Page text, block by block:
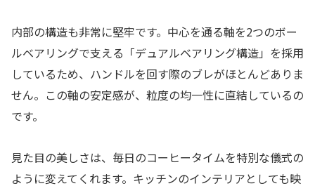
内部の構造も非常に堅牢です。中心を通る軸を2つのボー
ルベアリングで支える「デュアルベアリング構造」を採用
しているため、ハンドルを回す際のブレがほとんどありま
せん。この軸の安定感が、粒度の均一性に直結しているの
です。
見た目の美しさは、毎日のコーヒータイムを特別な儀式の
ように変えてくれます。キッチンのインテリアとしても映